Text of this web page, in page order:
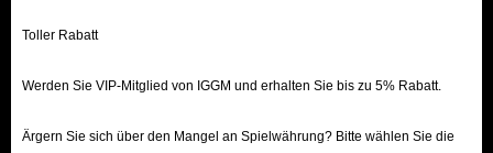
Toller Rabatt
Werden Sie VIP-Mitglied von IGGM und erhalten Sie bis zu 5% Rabatt.
Ärgern Sie sich über den Mangel an Spielwährung? Bitte wählen Sie die